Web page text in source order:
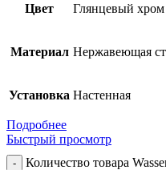
Цвет Глянцевый хром
Материал Нержавеющая
Установка Настенная
Подробнее
Быстрый просмотр
Количество товара